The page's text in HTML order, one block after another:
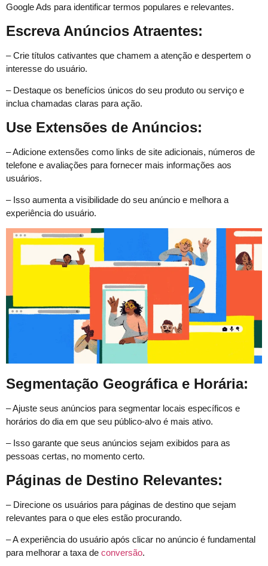
Google Ads para identificar termos populares e relevantes.
Escreva Anúncios Atraentes:
– Crie títulos cativantes que chamem a atenção e despertem o
interesse do usuário.
– Destaque os benefícios únicos do seu produto ou serviço e
inclua chamadas claras para ação.
Use Extensões de Anúncios:
– Adicione extensões como links de site adicionais, números de
telefone e avaliações para fornecer mais informações aos
usuários.
– Isso aumenta a visibilidade do seu anúncio e melhora a
experiência do usuário.
Segmentação Geográfica e Horária:
– Ajuste seus anúncios para segmentar locais específicos e
horários do dia em que seu público-alvo é mais ativo.
– Isso garante que seus anúncios sejam exibidos para as
pessoas certas, no momento certo.
Páginas de Destino Relevantes:
– Direcione os usuários para páginas de destino que sejam
relevantes para o que eles estão procurando.
– A experiência do usuário após clicar no anúncio é fundamental
para melhorar a taxa de conversão.